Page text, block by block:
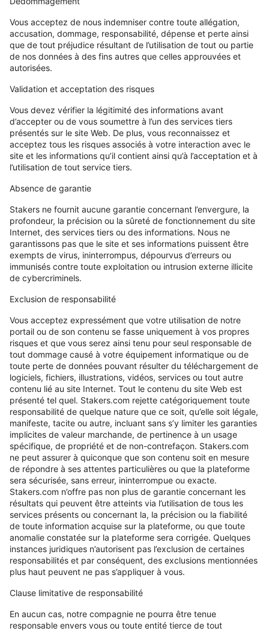
Vous acceptez de nous indemniser contre toute allégation,
accusation, dommage, responsabilité, dépense et perte ainsi
que de tout préjudice résultant de l’utilisation de tout ou partie
de nos données à des fins autres que celles approuvées et
autorisées.
Validation et acceptation des risques
Vous devez vérifier la légitimité des informations avant
d’accepter ou de vous soumettre à l’un des services tiers
présentés sur le site Web. De plus, vous reconnaissez et
acceptez tous les risques associés à votre interaction avec le
site et les informations qu’il contient ainsi qu’à l’acceptation et à
l’utilisation de tout service tiers.
Absence de garantie
Stakers ne fournit aucune garantie concernant l’envergure, la
profondeur, la précision ou la sûreté de fonctionnement du site
Internet, des services tiers ou des informations. Nous ne
garantissons pas que le site et ses informations puissent être
exempts de virus, ininterrompus, dépourvus d’erreurs ou
immunisés contre toute exploitation ou intrusion externe illicite
de cybercriminels.
Exclusion de responsabilité
Vous acceptez expressément que votre utilisation de notre
portail ou de son contenu se fasse uniquement à vos propres
risques et que vous serez ainsi tenu pour seul responsable de
tout dommage causé à votre équipement informatique ou de
toute perte de données pouvant résulter du téléchargement de
logiciels, fichiers, illustrations, vidéos, services ou tout autre
contenu lié au site Internet. Tout le contenu du site Web est
présenté tel quel. Stakers.com rejette catégoriquement toute
responsabilité de quelque nature que ce soit, qu’elle soit légale,
manifeste, tacite ou autre, incluant sans s’y limiter les garanties
implicites de valeur marchande, de pertinence à un usage
spécifique, de propriété et de non-contrefaçon. Stakers.com
ne peut assurer à quiconque que son contenu soit en mesure
de répondre à ses attentes particulières ou que la plateforme
sera sécurisée, sans erreur, ininterrompue ou exacte.
Stakers.com n’offre pas non plus de garantie concernant les
résultats qui peuvent être atteints via l’utilisation de tous les
services présents ou concernant la, la précision ou la fiabilité
de toute information acquise sur la plateforme, ou que toute
anomalie constatée sur la plateforme sera corrigée. Quelques
instances juridiques n’autorisent pas l’exclusion de certaines
responsabilités et par conséquent, des exclusions mentionnées
plus haut peuvent ne pas s’appliquer à vous.
Clause limitative de responsabilité
En aucun cas, notre compagnie ne pourra être tenue
responsable envers vous ou toute entité tierce de tout